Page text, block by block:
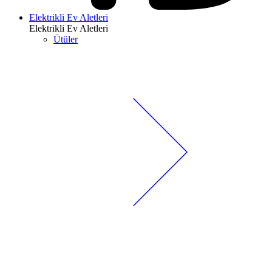
Elektrikli Ev Aletleri
Elektrikli Ev Aletleri
Ütüler